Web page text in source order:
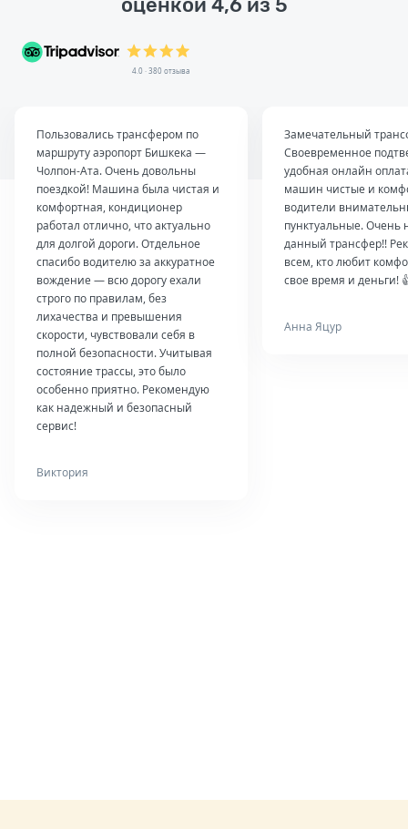
оценкой 4,6 из 5
4.0 · 380 отзыва
Пользовались трансфером по
маршруту аэропорт Бишкека —
Чолпон-Ата. Очень довольны
поездкой! Машина была чистая и
комфортная, кондиционер
работал отлично, что актуально
для долгой дороги. Отдельное
спасибо водителю за аккуратное
вождение — всю дорогу ехали
строго по правилам, без
лихачества и превышения
скорости, чувствовали себя в
полной безопасности. Учитывая
состояние трассы, это было
особенно приятно. Рекомендую
как надежный и безопасный
сервис!
Виктория
Замечательный
Своевременное
удобная онлайн
машин чистые и
водители
пунктуальные. Очень
данный трансфер!!
всем, кто любит
свое время и деньги!
Анна Яцур